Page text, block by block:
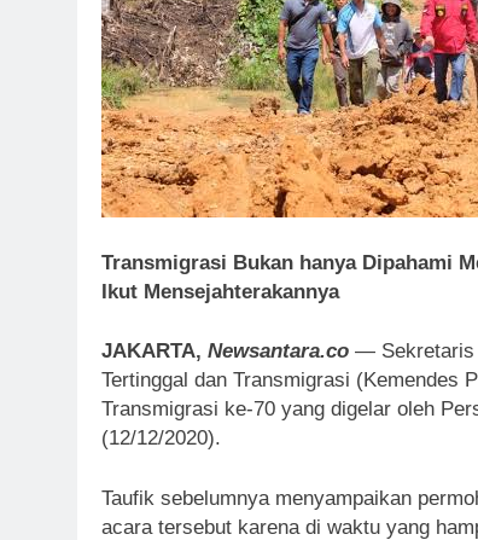
Transmigrasi Bukan hanya Dipahami
Ikut Mensejahterakannya
JAKARTA, Newsantara.co — Sekretaris
Tertinggal dan Transmigrasi (Kemendes
Transmigrasi ke-70 yang digelar oleh
(12/12/2020).
Taufik sebelumnya menyampaikan
acara tersebut karena di waktu yang